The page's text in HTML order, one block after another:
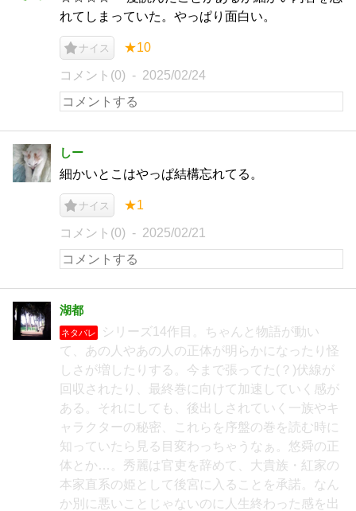
れてしまっていた。やっぱり面白い。
ナイス ★10
コメント(0) 2025/02/24
しー
細かいとこはやっぱ結構忘れてる。
ナイス ★1
コメント(0) 2025/02/21
湖都
ネタバレ
シリーズ14作目。ちゃんと物語が動い
て、あの人やあの人の正体が明らかになったり怪
しさが増したりする。今まで張ってた(？)伏線が
回収されたり、最終巻に向けて加速していく感が
ある。それにしても、後出しされていく一族やキ
ャラクターの秘密、これらを序盤の巻を読む時に
知っていたら見る目変わっちゃうなぁ。悠舜の正
体とか…。秀麗は官吏を辞めて、大貴族・紅家の
本家直系の姫として後宮に入ることを承諾。なん
か別に悪いことじゃないのに人生終わった感を出